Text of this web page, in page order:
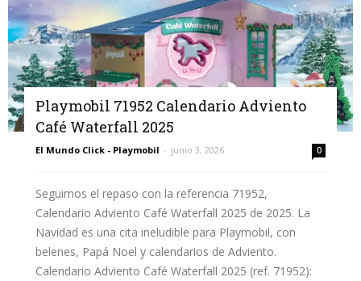
Playmobil 71952 Calendario Adviento
Café Waterfall 2025
El Mundo Click - Playmobil - junio 3, 2026 0
Seguimos el repaso con la referencia 71952,
Calendario Adviento Café Waterfall 2025 de 2025. La
Navidad es una cita ineludible para Playmobil, con
belenes, Papá Noel y calendarios de Adviento.
Calendario Adviento Café Waterfall 2025 (ref. 71952):